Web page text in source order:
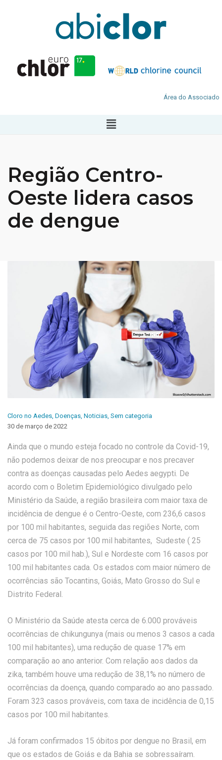
Área do Associado
Região Centro-
Oeste lidera casos
de dengue
Cloro no Aedes, Doenças, Noticias, Sem categoria
30 de março de 2022
Ainda que o mundo esteja focado no controle da Covid-19,
não podemos deixar de nos preocupar e nos precaver
contra as doenças causadas pelo Aedes aegypti. De
acordo com o Boletim Epidemiológico divulgado pelo
Ministério da Saúde, a região brasileira com maior taxa de
incidência de dengue é o Centro-Oeste, com 236,6 casos
por 100 mil habitantes, seguida das regiões Norte, com
cerca de 75 casos por 100 mil habitantes, Sudeste ( 25
casos por 100 mil hab.), Sul e Nordeste com 16 casos por
100 mil habitantes cada. Os estados com maior número de
ocorrências são Tocantins, Goiás, Mato Grosso do Sul e
Distrito Federal.
O Ministério da Saúde atesta cerca de 6.000 prováveis
ocorrências de chikungunya (mais ou menos 3 casos a cada
100 mil habitantes), uma redução de quase 17% em
comparação ao ano anterior. Com relação aos dados da
zika, também houve uma redução de 38,1% no número de
ocorrências da doença, quando comparado ao ano passado.
Foram 323 casos prováveis, com taxa de incidência de 0,15
casos por 100 mil habitantes.
Já foram confirmados 15 óbitos por dengue no Brasil, em
que os estados de Goiás e da Bahia se sobressaíram.